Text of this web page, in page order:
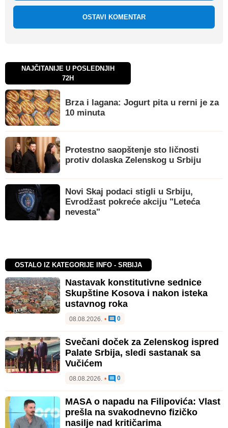
OSTAVI KOMENTAR
NAJČITANIJE U POSLEDNJIH
72H
Brza i lagana: Jogurt pita u rerni je za
10 minuta
Protestno saopštenje sto ličnosti
protiv dolaska Zelenskog u Srbiju
Novi Skaj podaci stigli u Srbiju,
Evrodžast pokreće akciju "Leteća
nevesta"
OSTALO IZ KATEGORIJE INFO - SRBIJA
Nastavak konstitutivne sednice
Skupštine Kosova i nakon isteka
ustavnog roka
08.08.2026. • 0
Svečani doček za Zelenskog ispred
Palate Srbija, sledi sastanak sa
Vučićem
08.08.2026. • 0
MASA o napadu na Filipovića: Vlast
prešla na svakodnevno fizičko
nasilje nad kritičarima